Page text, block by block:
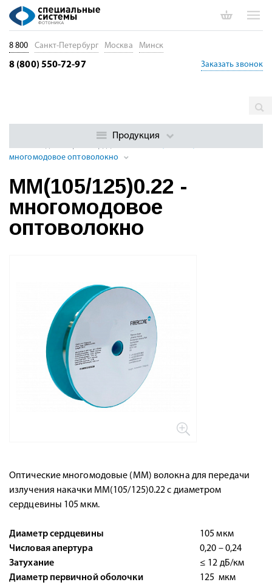
Многомодовые оптические волокна
Многомодовые волокна с
многомодовое оптоволокно
MM(105/125)0.22 -
многомодовое
оптоволокно
Оптические многомодовые (ММ) волокна для передачи
излучения накачки MM(105/125)0.22 с диаметром
сердцевины 105 мкм.
Диаметр сердцевины
105 мкм
Числовая апертура
0,20 – 0,24
Затухание
≤ 12 дБ/км
Диаметр первичной оболочки
125 мкм
8 800 Санкт-Петербург Москва Минск
8 (800) 550-72-97 Заказать звонок
Продукция